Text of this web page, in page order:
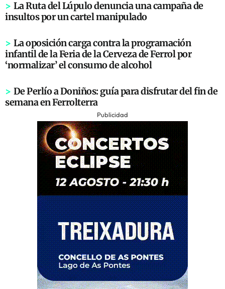
> La Ruta del Lúpulo denuncia una campaña de
insultos por un cartel manipulado
> La oposición carga contra la programación
infantil de la Feria de la Cerveza de Ferrol por
‘normalizar’ el consumo de alcohol
> De Perlío a Doniños: guía para disfrutar del fin de
semana en Ferrolterra
Publicidad